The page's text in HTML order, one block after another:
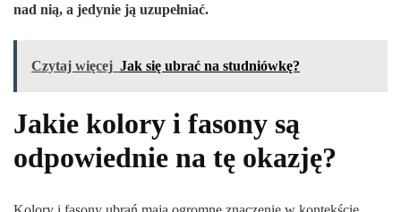
nad nią, a jedynie ją uzupełniać.
Czytaj więcej Jak się ubrać na studniówkę?
Jakie kolory i fasony są
odpowiednie na tę okazję?